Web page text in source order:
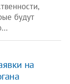
будут
на